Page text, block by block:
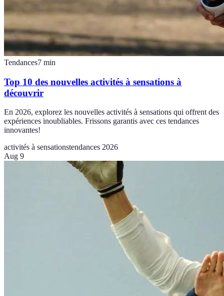
Tendances7 min
Top 10 des nouvelles activités à sensations à
découvrir
En 2026, explorez les nouvelles activités à sensations qui offrent des
expériences inoubliables. Frissons garantis avec ces tendances
innovantes!
activités à sensationstendances 2026
Aug 9